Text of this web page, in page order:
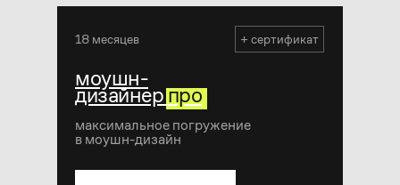
максимальное погружение
в моушн-дизайн
моушн-
дизайнерпро
18 месяцев + сертификат